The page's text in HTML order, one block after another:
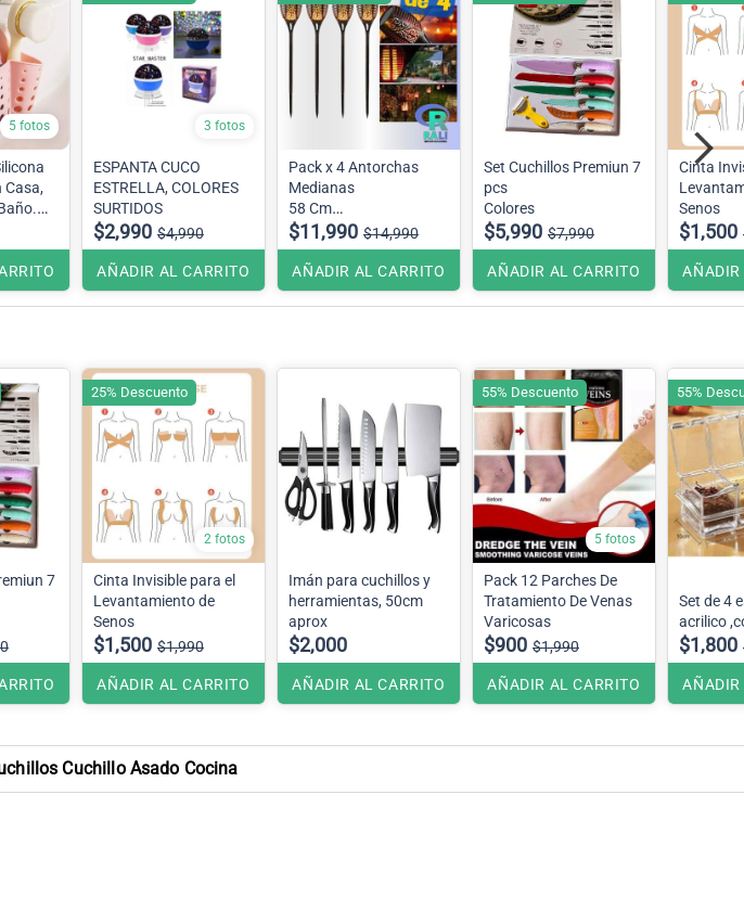
5 fotos
Casa,
3 fotos
ESPANTA CUCO
ESTRELLA, COLORES
SURTIDOS
$2,990 $4,990
AÑADIR AL CARRITO
Pack x 4 Antorchas
Medianas
58 Cm
Efecto llama
$11,990 $14,990
AÑADIR AL CARRITO
Set Cuchillos Premiun 7
pcs
Colores
$5,990 $7,990
AÑADIR AL CARRITO
Cinta
Senos
$1,500
AÑADIR
7
2 fotos
Cinta Invisible para el
Levantamiento de
Senos
$1,500 $1,990
AÑADIR AL CARRITO
25% Descuento
Imán para cuchillos y
herramientas, 50cm
aprox
$2,000
AÑADIR AL CARRITO
5 fotos
Pack 12 Parches De
Tratamiento De Venas
Varicosas
$900 $1,990
AÑADIR AL CARRITO
55% Descuento
Set de 4
acrilico
$1,800
AÑADIR
55%
Cuchillo Asado Cocina